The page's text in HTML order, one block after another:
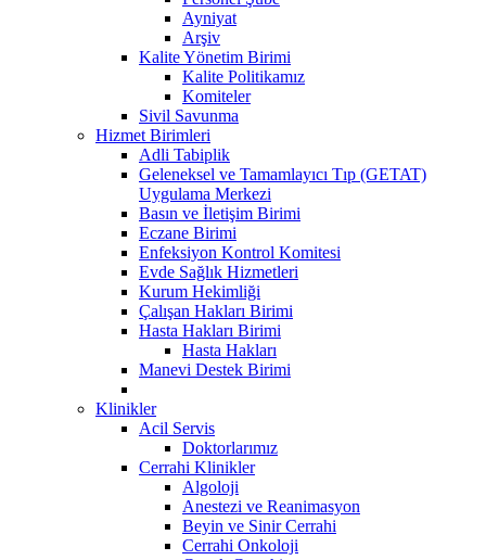
Ayniyat
Arşiv
Kalite Yönetim Birimi
Kalite Politikamız
Komiteler
Sivil Savunma
Hizmet Birimleri
Adli Tabiplik
Geleneksel ve Tamamlayıcı Tıp (GETAT)
Uygulama Merkezi
Basın ve İletişim Birimi
Eczane Birimi
Enfeksiyon Kontrol Komitesi
Evde Sağlık Hizmetleri
Kurum Hekimliği
Çalışan Hakları Birimi
Hasta Hakları Birimi
Hasta Hakları
Manevi Destek Birimi
Klinikler
Acil Servis
Doktorlarımız
Cerrahi Klinikler
Algoloji
Anestezi ve Reanimasyon
Beyin ve Sinir Cerrahi
Cerrahi Onkoloji